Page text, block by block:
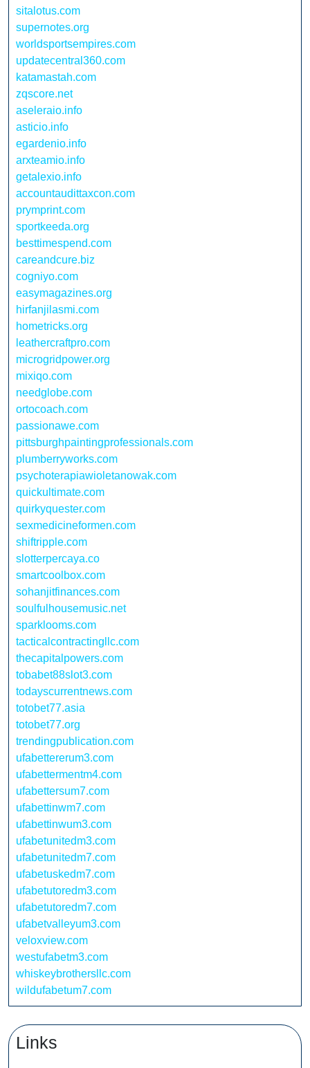
sitalotus.com
supernotes.org
worldsportsempires.com
updatecentral360.com
katamastah.com
zqscore.net
aseleraio.info
asticio.info
egardenio.info
arxteamio.info
getalexio.info
accountaudittaxcon.com
prymprint.com
sportkeeda.org
besttimespend.com
careandcure.biz
cogniyo.com
easymagazines.org
hirfanjilasmi.com
hometricks.org
leathercraftpro.com
microgridpower.org
mixiqo.com
needglobe.com
ortocoach.com
passionawe.com
pittsburghpaintingprofessionals.com
plumberryworks.com
psychoterapiawioletanowak.com
quickultimate.com
quirkyquester.com
sexmedicineformen.com
shiftripple.com
slotterpercaya.co
smartcoolbox.com
sohanjitfinances.com
soulfulhousemusic.net
sparklooms.com
tacticalcontractingllc.com
thecapitalpowers.com
tobabet88slot3.com
todayscurrentnews.com
totobet77.asia
totobet77.org
trendingpublication.com
ufabettererum3.com
ufabettermentm4.com
ufabettersum7.com
ufabettinwm7.com
ufabettinwum3.com
ufabetunitedm3.com
ufabetunitedm7.com
ufabetuskedm7.com
ufabetutoredm3.com
ufabetutoredm7.com
ufabetvalleyum3.com
veloxview.com
westufabetm3.com
whiskeybrothersllc.com
wildufabetum7.com
Links